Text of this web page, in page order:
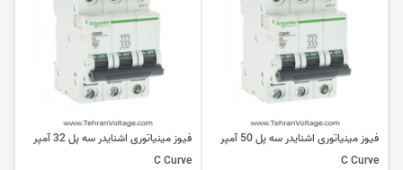
فیوز مینیاتوری اشنایدر سه پل 50 آمپر
C Curve
فیوز مینیاتوری اشنایدر سه پل 32 آمپر
C Curve